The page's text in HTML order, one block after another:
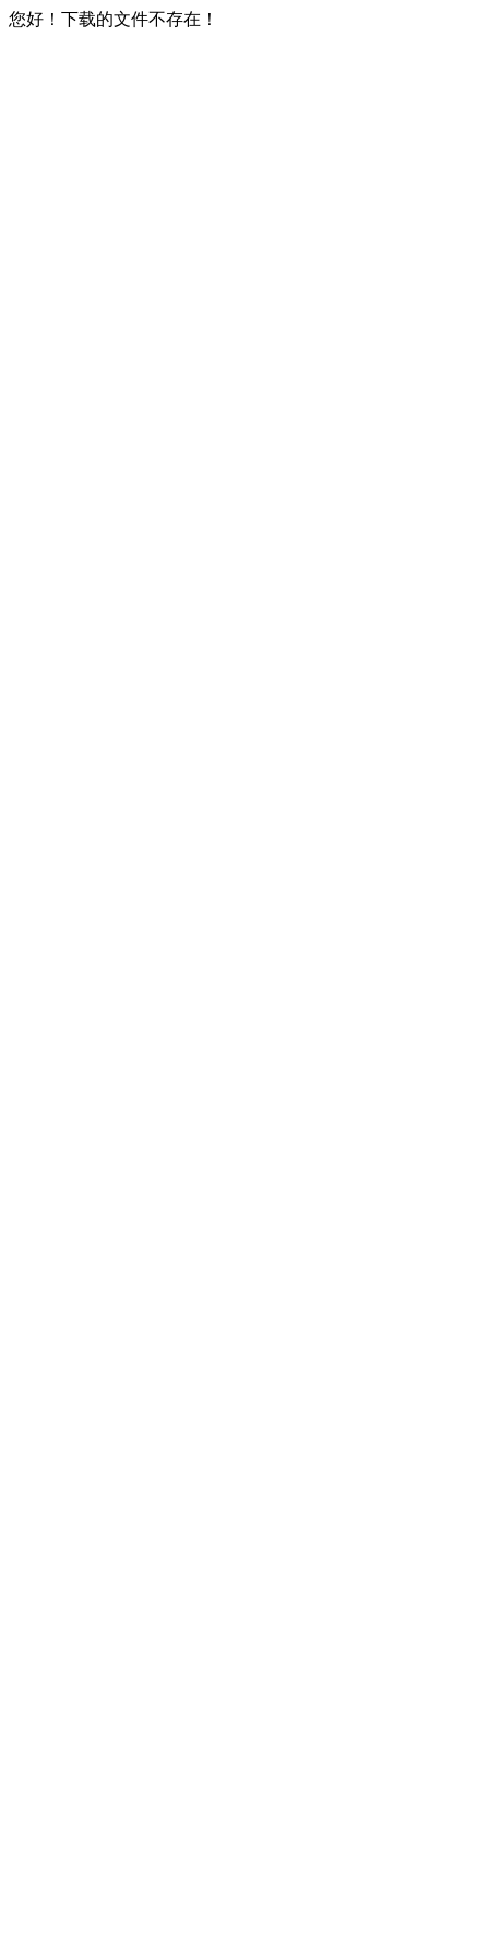
您好！下载的文件不存在！